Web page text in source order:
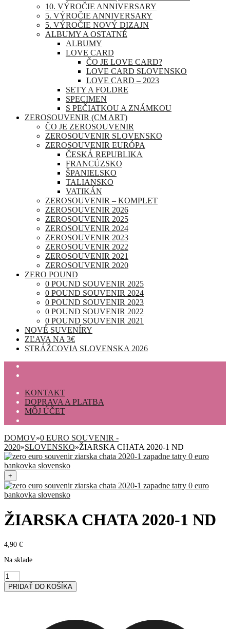
10. VÝROČIE ANNIVERSARY
5. VÝROČIE ANNIVERSARY
5. VÝROČIE NOVÝ DIZAJN
ALBUMY A OSTATNÉ
ALBUMY
LOVE CARD
ČO JE LOVE CARD?
LOVE CARD SLOVENSKO
LOVE CARD – 2023
SETY A FOLDRE
SPECIMEN
S PEČIATKOU A ZNÁMKOU
ZEROSOUVENIR (CM ART)
ČO JE ZEROSOUVENIR
ZEROSOUVENIR SLOVENSKO
ZEROSOUVENIR EURÓPA
ČESKÁ REPUBLIKA
FRANCÚZSKO
ŠPANIELSKO
TALIANSKO
VATIKÁN
ZEROSOUVENIR – KOMPLET
ZEROSOUVENIR 2026
ZEROSOUVENIR 2025
ZEROSOUVENIR 2024
ZEROSOUVENIR 2023
ZEROSOUVENIR 2022
ZEROSOUVENIR 2021
ZEROSOUVENIR 2020
ZERO POUND
0 POUND SOUVENIR 2025
0 POUND SOUVENIR 2024
0 POUND SOUVENIR 2023
0 POUND SOUVENIR 2022
0 POUND SOUVENIR 2021
NOVÉ SUVENÍRY
ZĽAVA NA 3€
STRÁŽCOVIA SLOVENSKA 2026
KONTAKT
DOPRAVA A PLATBA
MÔJ ÚČET
DOMOV»0 EURO SOUVENIR -
2020»SLOVENSKO»ŽIARSKA CHATA 2020-1 ND
+
ŽIARSKA CHATA 2020-1 ND
4,90 €
Na sklade
množstvo
Žiarska
chata
PRIDAŤ DO KOŠÍKA